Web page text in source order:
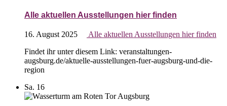
Alle aktuellen Ausstellungen hier finden
16. August 2025
Alle aktuellen Ausstellungen hier finden
Findet ihr unter diesem Link: veranstaltungen-
augsburg.de/aktuelle-ausstellungen-fuer-augsburg-und-die-
region
Sa. 16